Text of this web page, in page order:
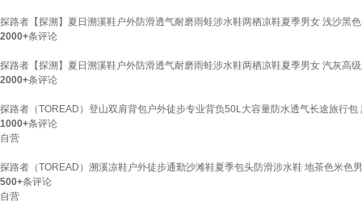
探路者【探溯】夏日溯溪鞋户外防滑透气耐磨雨蛙涉水鞋两栖凉鞋夏季男女 浅沙黑
2000+条评论
探路者【探溯】夏日溯溪鞋户外防滑透气耐磨雨蛙涉水鞋两栖凉鞋夏季男女 汽灰高
2000+条评论
探路者（TOREAD）登山双肩背包户外徒步专业背负50L大容量防水透气长途旅行包
1000+条评论
自营
探路者（TOREAD）溯溪凉鞋户外徒步通勤沙滩鞋夏季包头防滑涉水鞋 地茶色米色
500+条评论
自营